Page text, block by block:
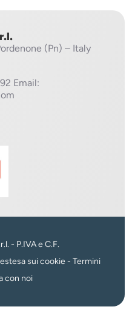
(Pn) – Italy
Email:
- P.IVA e C.F.
sui cookie - Termini
con noi